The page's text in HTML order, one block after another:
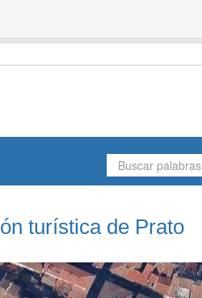
turística de Prato